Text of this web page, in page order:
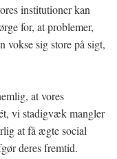
institutioner kan
for, at problemer,
vokse sig store på sigt,
at vores
vi stadigvæk mangler
at få ægte social
deres fremtid.